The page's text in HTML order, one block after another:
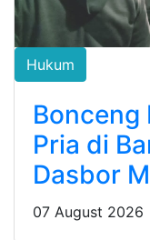
Hukum
Bonceng
Pria di
Dasbor
07 August 2026 |